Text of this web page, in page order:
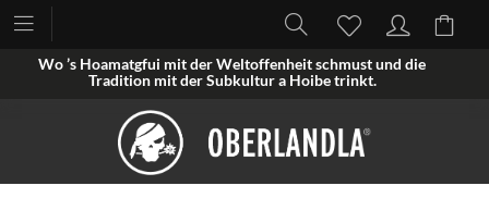
Wo ’s Hoamatgfui mit der Weltoffenheit schmust und die
Tradition mit der Subkultur a Hoibe trinkt.